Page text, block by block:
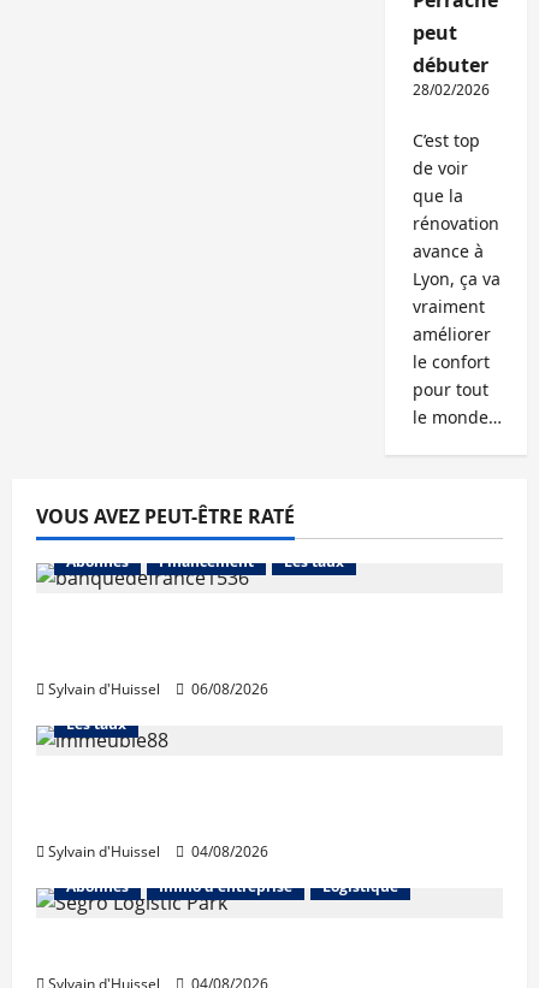
peut
débuter
28/02/2026
C’est top
de voir
que la
rénovation
avance à
Lyon, ça va
vraiment
améliorer
le confort
pour tout
le monde…
VOUS AVEZ PEUT-ÊTRE RATÉ
Abonnés Financement Les taux
Sylvain d'Huissel 06/08/2026
Abonnés Financement
Les taux
Sylvain d'Huissel
04/08/2026
Abonnés
Immo d'entreprise Logistique